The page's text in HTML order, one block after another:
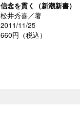
信念を貫く（新潮新書）
松井秀喜／著
2011/11/25
660円（税込）